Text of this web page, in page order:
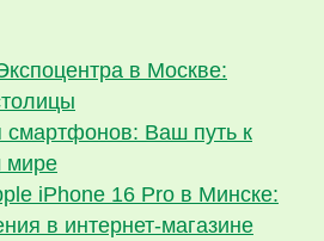
в Москве:
смартфонов: Ваш путь к
мире
iPhone 16 Pro в Минске:
в интернет-магазине